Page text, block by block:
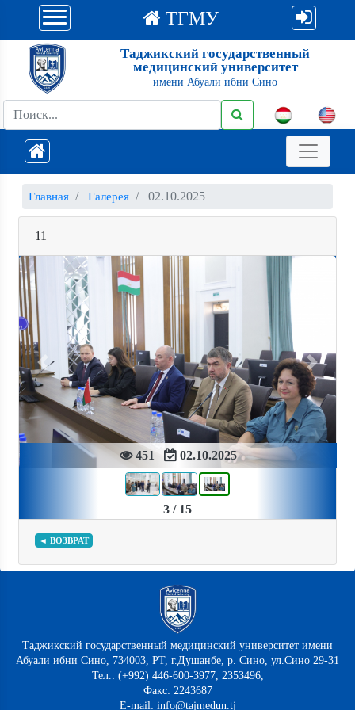
ТГМУ
Таджикский государственный
медицинский университет
имени Абуали ибни Сино
Главная Галерея 02.10.2025
11
451 02.10.2025
Previous Next
3 / 15
◄ ВОЗВРАТ
Таджикский государственный медицинский университет имени
Абуали ибни Сино, 734003, РТ, г.Душанбе, р. Сино, ул.Сино 29-31
Тел.: (+992) 446-600-3977, 2353496,
Факс: 2243687
E-mail: info@tajmedun.tj